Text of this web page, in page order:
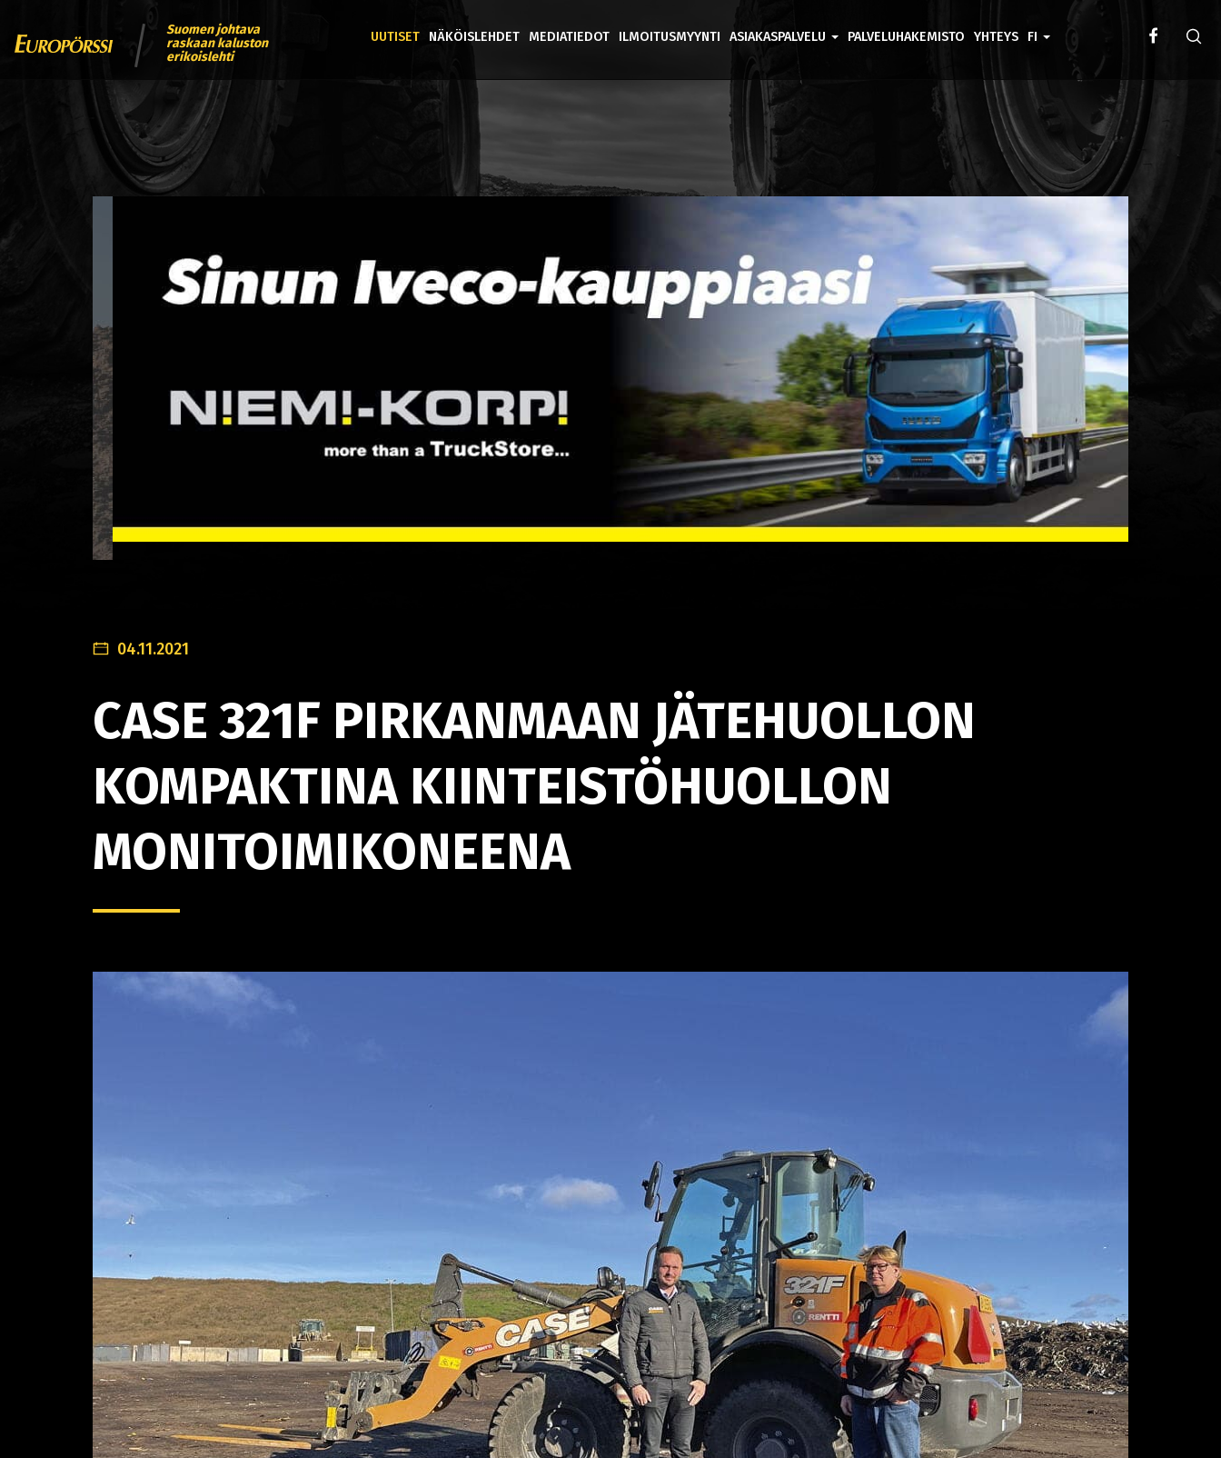
Suomen johtava
raskaan kaluston
erikoislehti
UUTISET NÄKÖISLEHDET MEDIATIEDOT ILMOITUSMYYNTI ASIAKASPALVELU PALVELUHAKEMISTO YHTEYS FI
04.11.2021
CASE 321F PIRKANMAAN JÄTEHUOLLON
KOMPAKTINA KIINTEISTÖHUOLLON
MONITOIMIKONEENA